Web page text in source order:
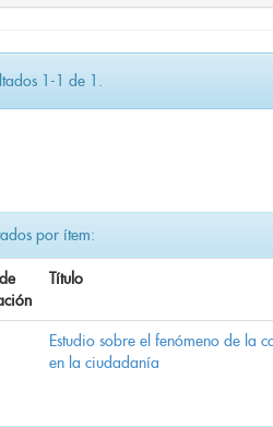
1-1 de 1.
por ítem:
Título
Estudio sobre el fenómeno de la
en la ciudadanía